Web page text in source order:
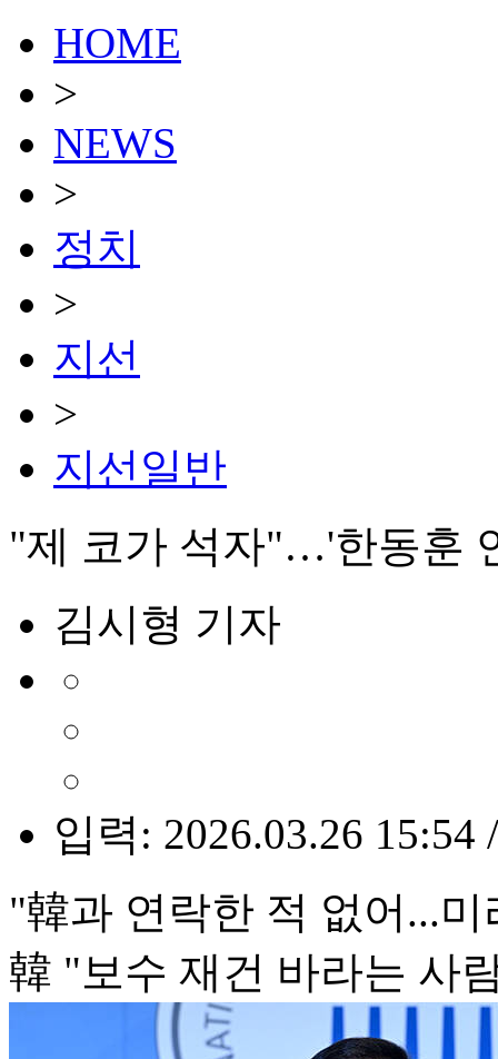
HOME
>
NEWS
>
정치
>
지선
>
지선일반
"제 코가 석자"…'한동훈
김시형 기자
입력: 2026.03.26 15:54
"韓과 연락한 적 없어...
韓 "보수 재건 바라는 사